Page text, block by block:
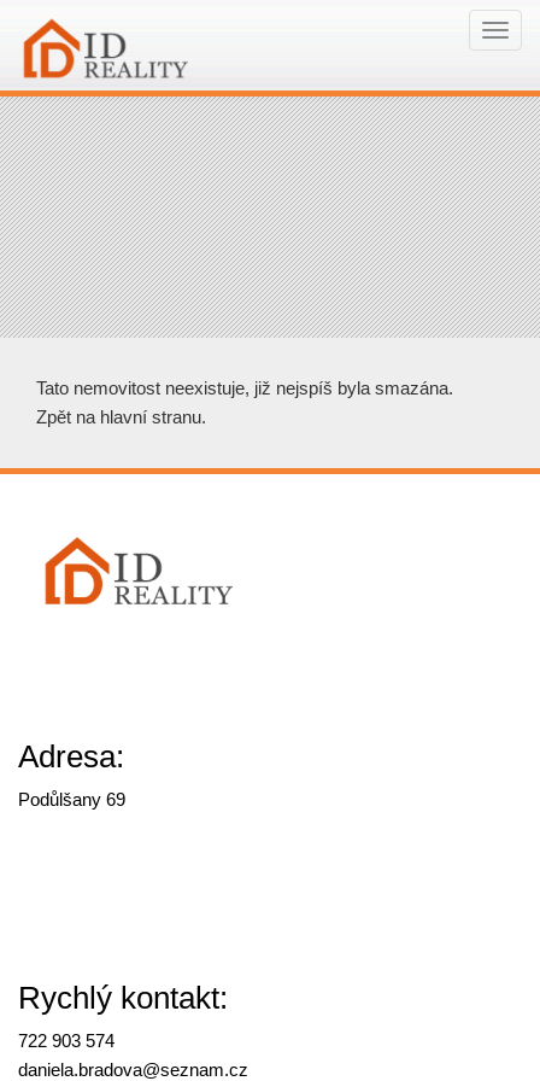
Tato nemovitost neexistuje, již nejspíš byla smazána.
Zpět na hlavní stranu.
Adresa:
Podůlšany 69
Rychlý kontakt:
722 903 574
daniela.bradova@seznam.cz